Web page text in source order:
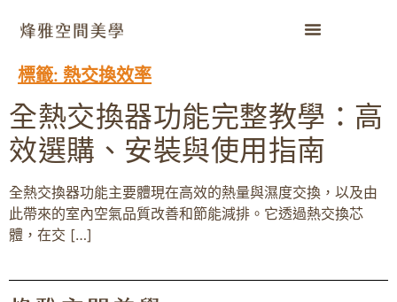
標籤: 熱交換效率
全熱交換器功能完整教學：高
效選購、安裝與使用指南
全熱交換器功能主要體現在高效的熱量與濕度交換，以及由
此帶來的室內空氣品質改善和節能減排。它透過熱交換芯
體，在交 […]